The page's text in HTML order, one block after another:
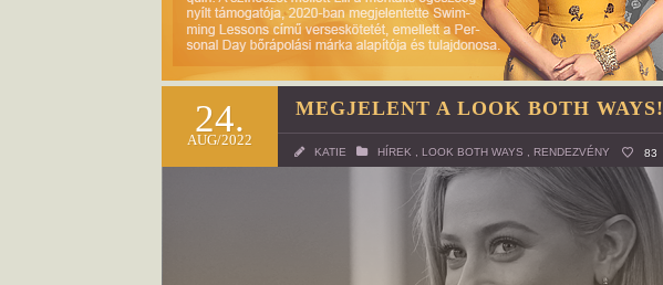
24.
AUG/2022
MEGJELENT A LOOK BOTH WAYS!
KATIE HÍREK LOOK BOTH WAYS RENDEZVÉNY 83